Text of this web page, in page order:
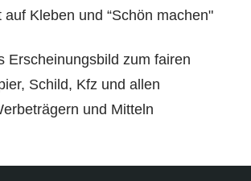
auf Kleben und “Schön machen"
Erscheinungsbild zum fairen
Schild, Kfz und allen
und Mitteln